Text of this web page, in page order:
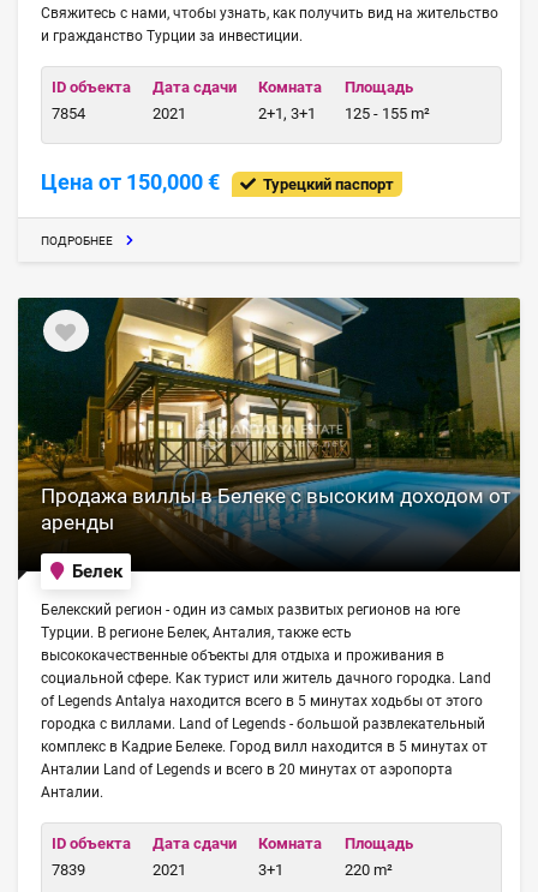
Свяжитесь с нами, чтобы узнать, как получить вид на жительство
и гражданство Турции за инвестиции.
ID объекта
7854
Дата сдачи
2021
Комната
2+1, 3+1
Площадь
125 - 155 m²
Цена от 150,000 € Турецкий паспорт
ПОДРОБНЕЕ
Продажа виллы в Белеке с высоким доходом от
аренды
Белек
Белекский регион - один из самых развитых регионов на юге
Турции. В регионе Белек, Анталия, также есть
высококачественные объекты для отдыха и проживания в
социальной сфере. Как турист или житель дачного городка. Land
of Legends Antalya находится всего в 5 минутах ходьбы от этого
городка с виллами. Land of Legends - большой развлекательный
комплекс в Кадрие Белеке. Город вилл находится в 5 минутах от
Анталии Land of Legends и всего в 20 минутах от аэропорта
Анталии.
ID объекта
7839
Дата сдачи
2021
Комната
3+1
Площадь
220 m²